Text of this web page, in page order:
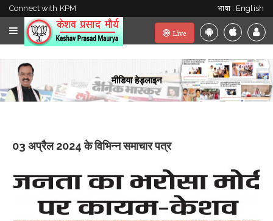
Connect with KPM भाषा : English
Live
मीडिया हेड्लाइन
03 अप्रैल 2024 के विभिन्न समाचार पत्र